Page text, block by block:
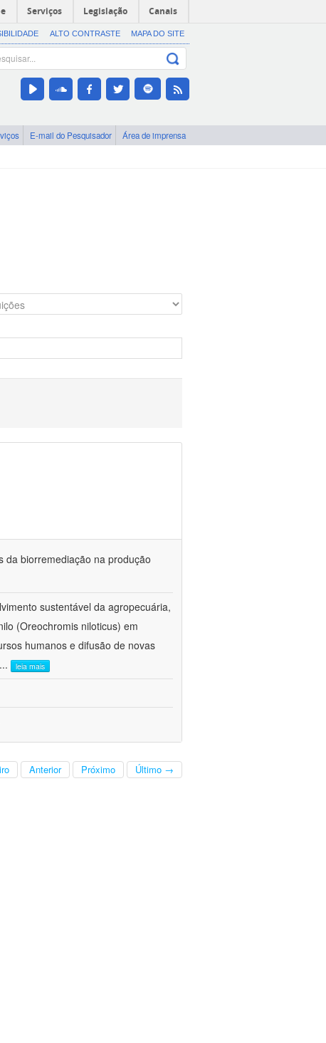
Serviços Legislação Canais
ALTO CONTRASTE MAPA DO SITE
E-mail do Pesquisador Área de imprensa
da biorremediação na produção
sustentável da agropecuária,
(Oreochromis niloticus) em
humanos e difusão de novas
... leia mais
Anterior Próximo Último →